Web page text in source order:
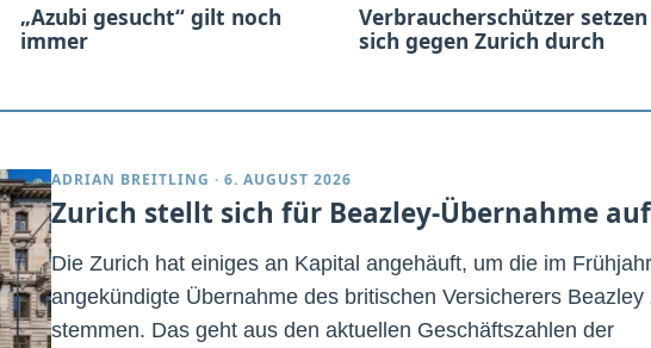
„Azubi gesucht“ gilt noch
immer
Verbraucherschützer setzen
sich gegen Zurich durch
ADRIAN BREITLING · 6. AUGUST 2026
Zurich stellt sich für Beazley-Übernahme auf
Die Zurich hat einiges an Kapital angehäuft, um die im Frühjahr
angekündigte Übernahme des britischen Versicherers Beazley
stemmen. Das geht aus den aktuellen Geschäftszahlen der